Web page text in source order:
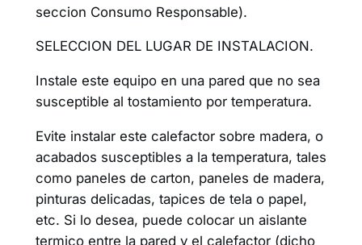
seccion Consumo Responsable).
SELECCION DEL LUGAR DE INSTALACION.
Instale este equipo en una pared que no sea
susceptible al tostamiento por temperatura.
Evite instalar este calefactor sobre madera, o
acabados susceptibles a la temperatura, tales
como paneles de carton, paneles de madera,
pinturas delicadas, tapices de tela o papel,
etc. Si lo desea, puede colocar un aislante
termico entre la pared y el calefactor (dicho